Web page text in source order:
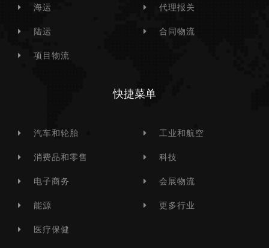
海运
陆运
项目物流
代理报关
合同物流
快捷菜单
汽车和轮胎
消费品和零售
电子商务
能源
医疗保健
工业和航空
科技
会展物流
更多行业